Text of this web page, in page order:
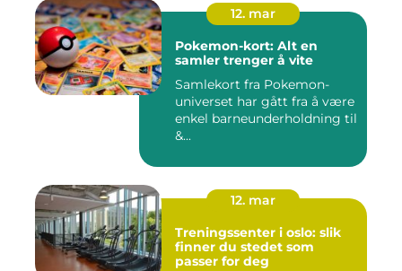
12. mar
Pokemon-kort: Alt en
samler trenger å vite
Samlekort fra Pokemon-
universet har gått fra å være
enkel barneunderholdning til
&...
12. mar
Treningssenter i oslo: slik
finner du stedet som
passer for deg